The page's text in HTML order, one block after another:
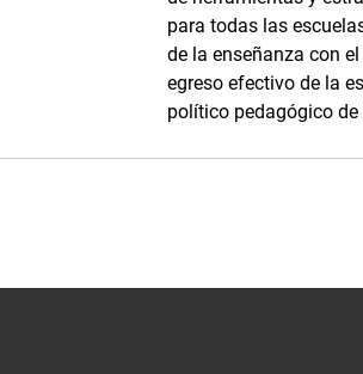
para todas las
de la enseñanza con
egreso efectivo de la
político pedagógico de